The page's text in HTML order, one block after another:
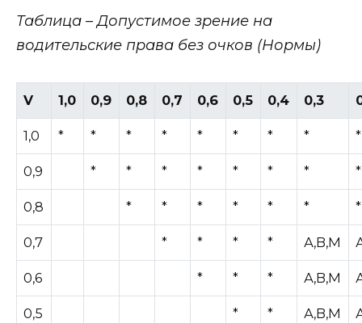
Таблица – Допустимое зрение на
водительские права без очков (Нормы)
V 1,0 0,9 0,8 0,7 0,6 0,5 0,4 0,3
1,0 * * * * * * * * *
0,9 * * * * * * * *
0,8 * * * * * * *
0,7 * * * * А,B,M
0,6 * * * А,B,M
0,5 * * А,B,M